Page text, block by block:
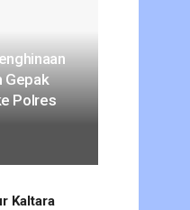
Gepak
Polres
Kaltara